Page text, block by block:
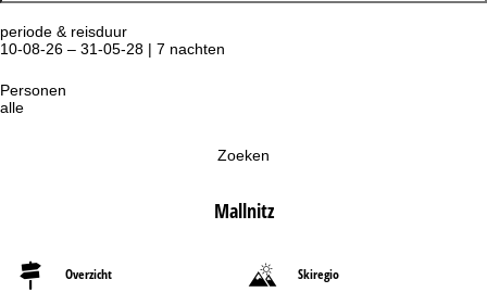
periode & reisduur
10-08-26 – 31-05-28 | 7 nachten
Personen
alle
Zoeken
Mallnitz
Overzicht Skiregio